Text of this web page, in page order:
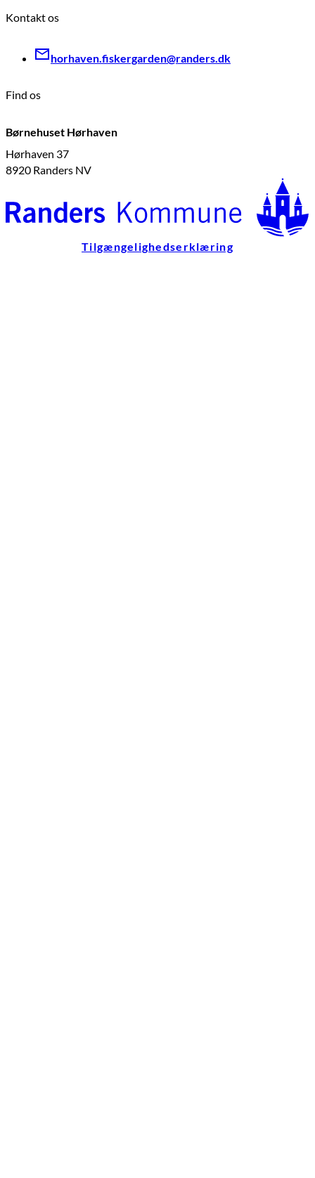
Kontakt os
horhaven.fiskergarden@randers.dk
Find os
Børnehuset Hørhaven
Hørhaven 37
8920 Randers NV
Tilgængelighedserklæring